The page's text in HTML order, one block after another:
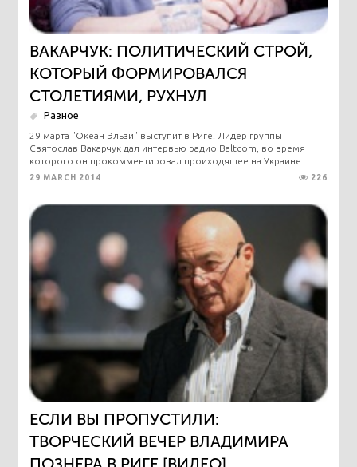
ВАКАРЧУК: ПОЛИТИЧЕСКИЙ СТРОЙ,
КОТОРЫЙ ФОРМИРОВАЛСЯ
СТОЛЕТИЯМИ, РУХНУЛ
Разное
29 марта "Океан Эльзи" выступит в Риге. Лидер группы
Святослав Вакарчук дал интервью радио Baltcom, во время
которого он прокомментировал проиходящее на Украине.
29 MARCH 2014 226
ЕСЛИ ВЫ ПРОПУСТИЛИ:
ТВОРЧЕСКИЙ ВЕЧЕР ВЛАДИМИРА